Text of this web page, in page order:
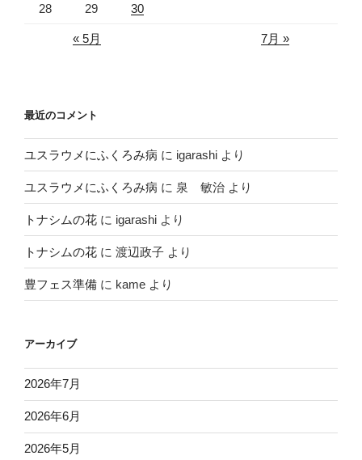
28 29 30
« 5月 7月 »
最近のコメント
ユスラウメにふくろみ病 に igarashi より
ユスラウメにふくろみ病 に 泉 敏治 より
トナシムの花 に igarashi より
トナシムの花 に 渡辺政子 より
豊フェス準備 に kame より
アーカイブ
2026年7月
2026年6月
2026年5月